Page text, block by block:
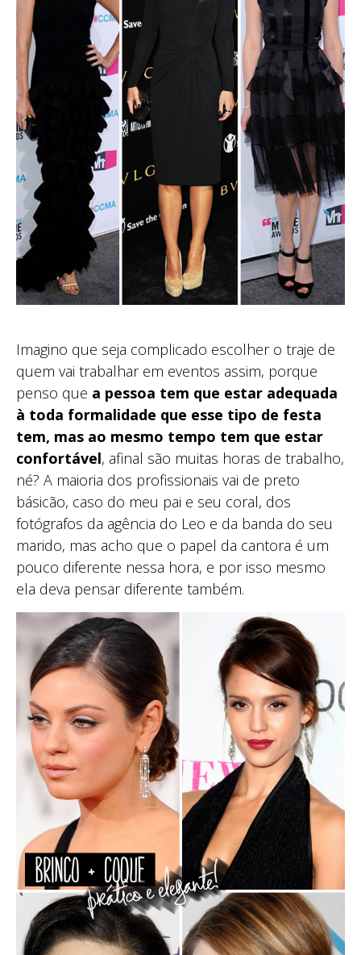
Imagino que seja complicado escolher o traje de
quem vai trabalhar em eventos assim, porque
penso que a pessoa tem que estar adequada
à toda formalidade que esse tipo de festa
tem, mas ao mesmo tempo tem que estar
confortável, afinal são muitas horas de trabalho,
né? A maioria dos profissionais vai de preto
básicão, caso do meu pai e seu coral, dos
fotógrafos da agência do Leo e da banda do seu
marido, mas acho que o papel da cantora é um
pouco diferente nessa hora, e por isso mesmo
ela deva pensar diferente também.